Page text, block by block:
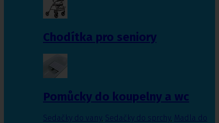
Chodítka pro seniory
Pomůcky do koupelny a wc
Sedačky do vany, Sedačky do sprchy, Madla do